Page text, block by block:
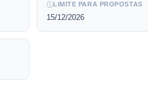
LIMITE PARA PROPOSTAS
15/12/2026